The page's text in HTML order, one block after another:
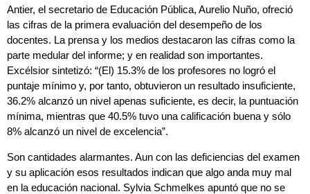
Antier, el secretario de Educación Pública, Aurelio Nuño, ofreció
las cifras de la primera evaluación del desempeño de los
docentes. La prensa y los medios destacaron las cifras como la
parte medular del informe; y en realidad son importantes.
Excélsior sintetizó: “(El) 15.3% de los profesores no logró el
puntaje mínimo y, por tanto, obtuvieron un resultado insuficiente,
36.2% alcanzó un nivel apenas suficiente, es decir, la puntuación
mínima, mientras que 40.5% tuvo una calificación buena y sólo
8% alcanzó un nivel de excelencia”.
Son cantidades alarmantes. Aun con las deficiencias del examen
y su aplicación esos resultados indican que algo anda muy mal
en la educación nacional. Sylvia Schmelkes apuntó que no se